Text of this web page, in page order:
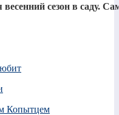
весенний сезон в саду.
Копытцем